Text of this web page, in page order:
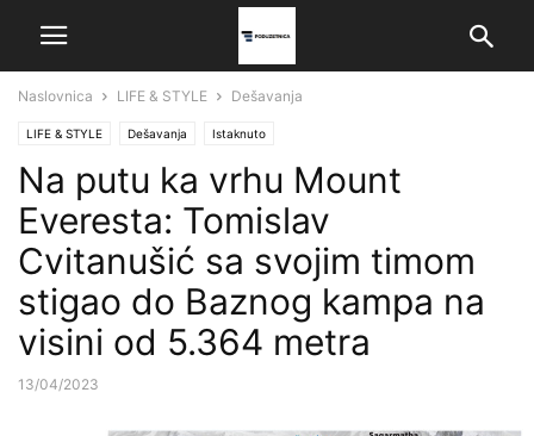
Naslovnica LIFE & STYLE Dešavanja
LIFE & STYLE Dešavanja Istaknuto
Na putu ka vrhu Mount
Everesta: Tomislav
Cvitanušić sa svojim timom
stigao do Baznog kampa na
visini od 5.364 metra
13/04/2023